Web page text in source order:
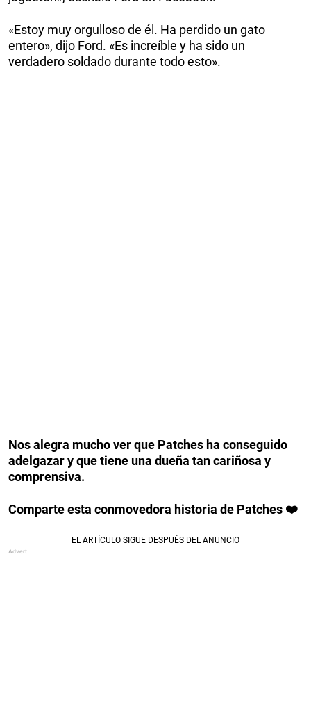
«Estoy muy orgulloso de él. Ha perdido un gato
entero», dijo Ford. «Es increíble y ha sido un
verdadero soldado durante todo esto».
Nos alegra mucho ver que Patches ha conseguido
adelgazar y que tiene una dueña tan cariñosa y
comprensiva.
Comparte esta conmovedora historia de Patches ❤️